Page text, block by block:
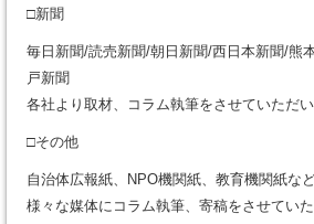
□新聞
毎日新聞/読売新聞/朝日新聞/西日本新聞/熊
戸新聞
各社より取材、コラム執筆をさせていただい
□その他
自治体広報紙、NPO機関紙、教育機関紙な
様々な媒体にコラム執筆、寄稿をさせていた